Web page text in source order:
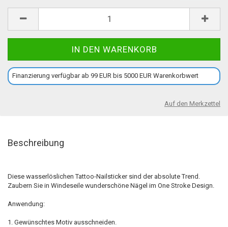
Finanzierung verfügbar ab 99 EUR bis 5000 EUR Warenkorbwert
Auf den Merkzettel
Beschreibung
Diese wasserlöslichen Tattoo-Nailsticker sind der absolute Trend.
Zaubern Sie in Windeseile wunderschöne Nägel im One Stroke Design.
Anwendung:
1. Gewünschtes Motiv ausschneiden.